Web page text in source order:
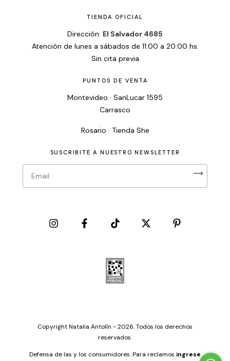
TIENDA OFICIAL
Dirección: El Salvador 4685
Atención de lunes a sábados de 11:00 a 20:00 hs.
Sin cita previa
PUNTOS DE VENTA
Montevideo · SanLucar 1595
Carrasco
Rosario · Tienda She
SUSCRIBITE A NUESTRO NEWSLETTER
Copyright Natalia Antolín - 2026. Todos los derechos
reservados.
Defensa de las y los consumidores. Para reclamos ingrese